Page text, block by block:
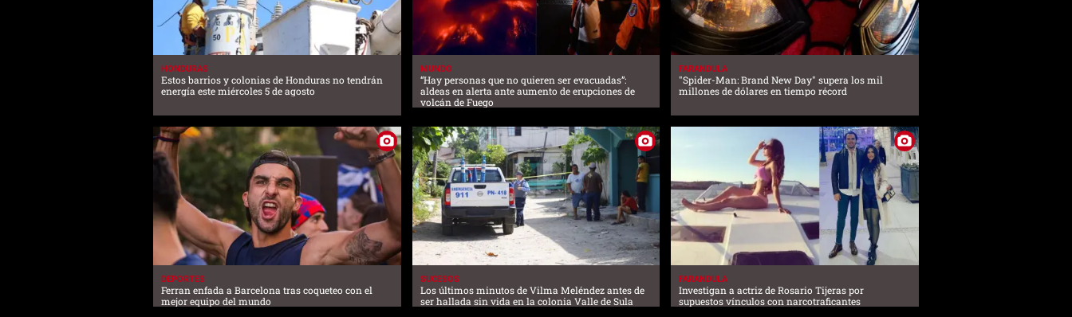
HONDURAS
Estos barrios y colonias de Honduras no tendrán
energía este miércoles 5 de agosto
MUNDO
“Hay personas que no quieren ser evacuadas”:
aldeas en alerta ante aumento de erupciones de
volcán de Fuego
FARANDULA
"Spider-Man: Brand New Day" supera los mil
millones de dólares en tiempo récord
DEPORTES
Ferran enfada a Barcelona tras coqueteo con el
mejor equipo del mundo
SUCESOS
Los últimos minutos de Vilma Meléndez antes de
ser hallada sin vida en la colonia Valle de Sula
FARANDULA
Investigan a actriz de Rosario Tijeras por
supuestos vínculos con narcotraficantes